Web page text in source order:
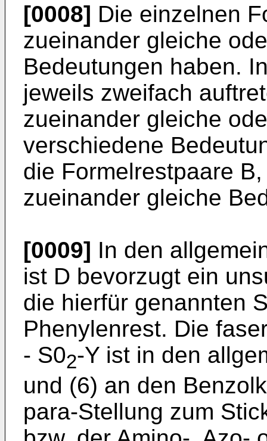
[0008] Die einzelnen
zueinander gleiche
Bedeutungen haben.
jeweils zweifach
zueinander gleiche
verschiedene
die Formelrestpaare
zueinander gleiche
[0009] In den
ist D bevorzugt ein
die hierfür genannten
Phenylenrest. Die
- S02-Y ist in den
und (6) an den
para-Stellung zum